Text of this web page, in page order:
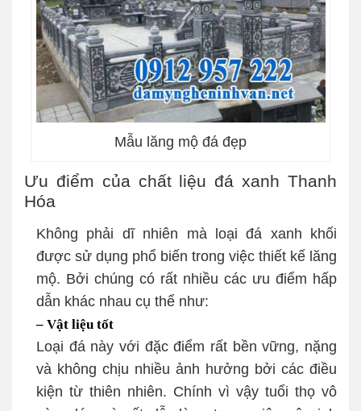
Mẫu lăng mộ đá đẹp
Ưu điểm của chất liệu đá xanh Thanh
Hóa
Không phải dĩ nhiên mà loại đá xanh khối
được sử dụng phổ biến trong việc thiết kế lăng
mộ. Bởi chúng có rất nhiều các ưu điểm hấp
dẫn khác nhau cụ thể như:
– Vật liệu tốt
Loại đá này với đặc điểm rất bền vững, nặng
và không chịu nhiều ảnh hưởng bởi các điều
kiện từ thiên nhiên. Chính vì vậy tuổi thọ vô